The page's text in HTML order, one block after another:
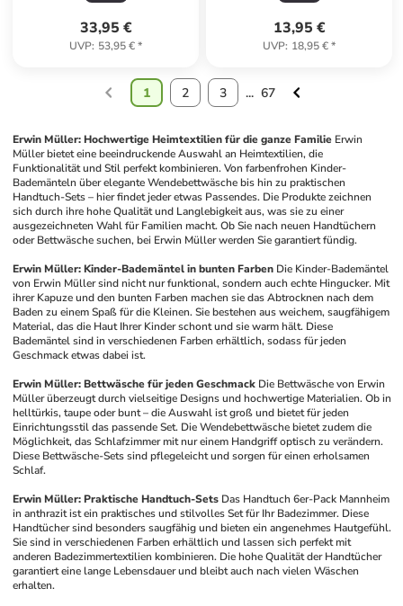
33,95 €
UVP: 53,95 €*
13,95 €
UVP: 18,95 €*
1 2 3 ... 67
Erwin Müller: Hochwertige Heimtextilien für die ganze Familie Erwin
Müller bietet eine beeindruckende Auswahl an Heimtextilien, die
Funktionalität und Stil perfekt kombinieren. Von farbenfrohen Kinder-
Bademänteln über elegante Wendebettwäsche bis hin zu praktischen
Handtuch-Sets – hier findet jeder etwas Passendes. Die Produkte zeichnen
sich durch ihre hohe Qualität und Langlebigkeit aus, was sie zu einer
ausgezeichneten Wahl für Familien macht. Ob Sie nach neuen Handtüchern
oder Bettwäsche suchen, bei Erwin Müller werden Sie garantiert fündig.
Erwin Müller: Kinder-Bademäntel in bunten Farben Die Kinder-Bademäntel
von Erwin Müller sind nicht nur funktional, sondern auch echte Hingucker. Mit
ihrer Kapuze und den bunten Farben machen sie das Abtrocknen nach dem
Baden zu einem Spaß für die Kleinen. Sie bestehen aus weichem, saugfähigem
Material, das die Haut Ihrer Kinder schont und sie warm hält. Diese
Bademäntel sind in verschiedenen Farben erhältlich, sodass für jeden
Geschmack etwas dabei ist.
Erwin Müller: Bettwäsche für jeden Geschmack Die Bettwäsche von Erwin
Müller überzeugt durch vielseitige Designs und hochwertige Materialien. Ob in
helltürkis, taupe oder bunt – die Auswahl ist groß und bietet für jeden
Einrichtungsstil das passende Set. Die Wendebettwäsche bietet zudem die
Möglichkeit, das Schlafzimmer mit nur einem Handgriff optisch zu verändern.
Diese Bettwäsche-Sets sind pflegeleicht und sorgen für einen erholsamen
Schlaf.
Erwin Müller: Praktische Handtuch-Sets Das Handtuch 6er-Pack Mannheim
in anthrazit ist ein praktisches und stilvolles Set für Ihr Badezimmer. Diese
Handtücher sind besonders saugfähig und bieten ein angenehmes Hautgefühl.
Sie sind in verschiedenen Farben erhältlich und lassen sich perfekt mit
anderen Badezimmertextilien kombinieren. Die hohe Qualität der Handtücher
garantiert eine lange Lebensdauer und bleibt auch nach vielen Wäschen
erhalten.